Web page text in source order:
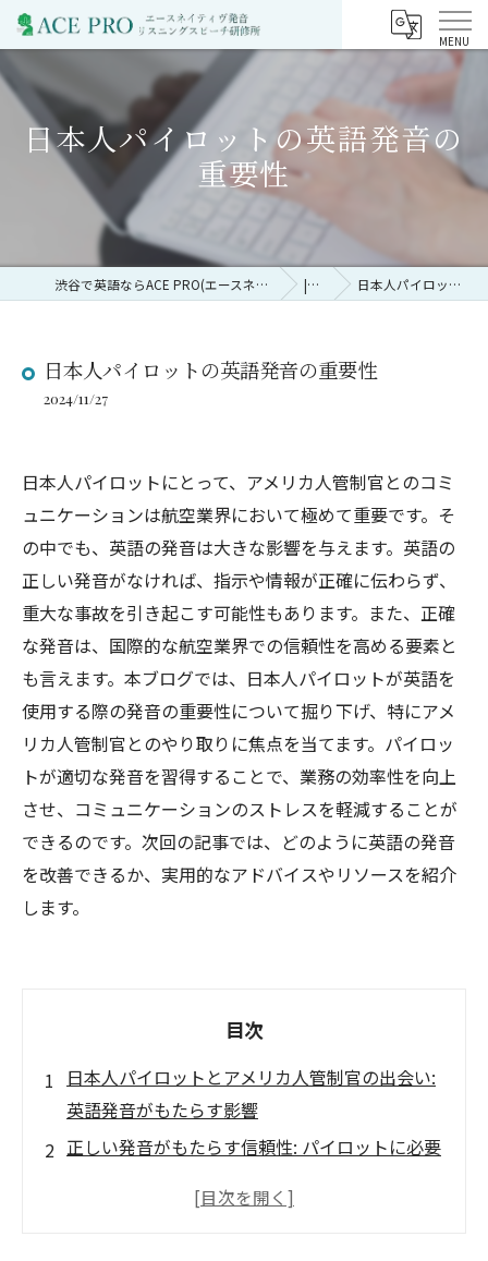
日本人パイロットの英語発音の
重要性
渋谷で英語ならACE PRO(エースネイティヴ発音リスニングスピーチ研修所) |コラム 日本人パイロットの英語発音の重要性
日本人パイロットの英語発音の重要性
2024/11/27
日本人パイロットにとって、アメリカ人管制官とのコミ
ュニケーションは航空業界において極めて重要です。そ
の中でも、英語の発音は大きな影響を与えます。英語の
正しい発音がなければ、指示や情報が正確に伝わらず、
重大な事故を引き起こす可能性もあります。また、正確
な発音は、国際的な航空業界での信頼性を高める要素と
も言えます。本ブログでは、日本人パイロットが英語を
使用する際の発音の重要性について掘り下げ、特にアメ
リカ人管制官とのやり取りに焦点を当てます。パイロッ
トが適切な発音を習得することで、業務の効率性を向上
させ、コミュニケーションのストレスを軽減することが
できるのです。次回の記事では、どのように英語の発音
を改善できるか、実用的なアドバイスやリソースを紹介
します。
目次
日本人パイロットとアメリカ人管制官の出会い:
英語発音がもたらす影響
正しい発音がもたらす信頼性: パイロットに必要
コミュニケーションの壁: 発音に潜む危険性